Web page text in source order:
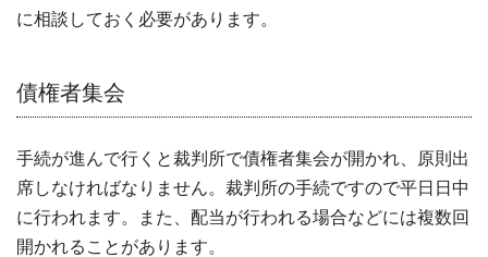
に相談しておく必要があります。
債権者集会
手続が進んで行くと裁判所で債権者集会が開かれ、原則出
席しなければなりません。裁判所の手続ですので平日日中
に行われます。また、配当が行われる場合などには複数回
開かれることがあります。